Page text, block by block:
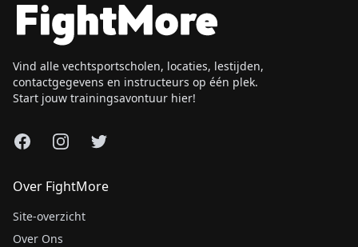
Vind alle vechtsportscholen, locaties, lestijden,
contactgegevens en instructeurs op één plek.
Start jouw trainingsavontuur hier!
FacebookInstagram
X
Over FightMore
Site-overzicht
Over Ons